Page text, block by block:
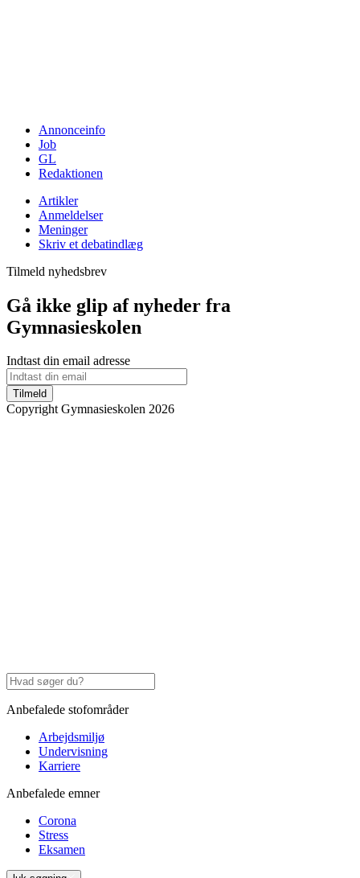
Annonceinfo
Job
GL
Redaktionen
Artikler
Anmeldelser
Meninger
Skriv et debatindlæg
Tilmeld nyhedsbrev
Gå ikke glip af nyheder fra
Gymnasieskolen
Indtast din email adresse
Tilmeld
Copyright Gymnasieskolen 2026
Anbefalede stofområder
Arbejdsmiljø
Undervisning
Karriere
Anbefalede emner
Corona
Stress
Eksamen